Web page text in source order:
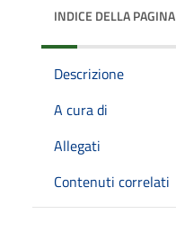
INDICE DELLA PAGINA
Descrizione
A cura di
Allegati
Contenuti correlati